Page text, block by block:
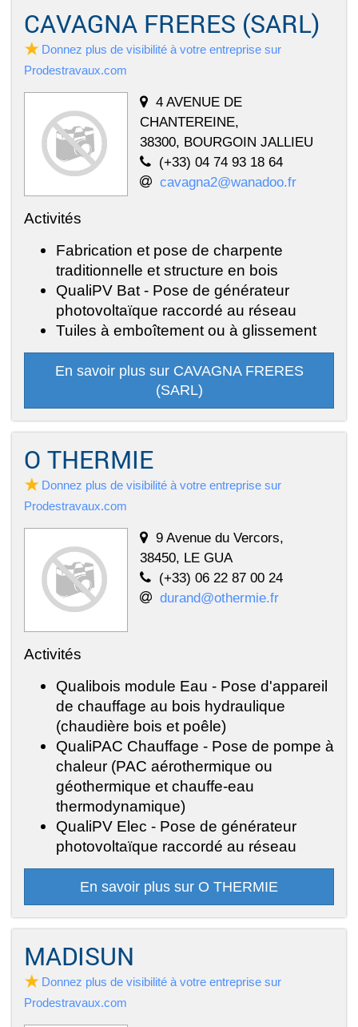
CAVAGNA FRERES (SARL)
Donnez plus de visibilité à votre entreprise sur
Prodestravaux.com
4 AVENUE DE
CHANTEREINE,
38300, BOURGOIN JALLIEU
(+33) 04 74 93 18 64
cavagna2@wanadoo.fr
Activités
Fabrication et pose de charpente
traditionnelle et structure en bois
QualiPV Bat - Pose de générateur
photovoltaïque raccordé au réseau
Tuiles à emboîtement ou à glissement
En savoir plus sur CAVAGNA FRERES
(SARL)
O THERMIE
Donnez plus de visibilité à votre entreprise sur
Prodestravaux.com
9 Avenue du Vercors,
38450, LE GUA
(+33) 06 22 87 00 24
durand@othermie.fr
Activités
Qualibois module Eau - Pose d'appareil
de chauffage au bois hydraulique
(chaudière bois et poêle)
QualiPAC Chauffage - Pose de pompe à
chaleur (PAC aérothermique ou
géothermique et chauffe-eau
thermodynamique)
QualiPV Elec - Pose de générateur
photovoltaïque raccordé au réseau
En savoir plus sur O THERMIE
MADISUN
Donnez plus de visibilité à votre entreprise sur
Prodestravaux.com